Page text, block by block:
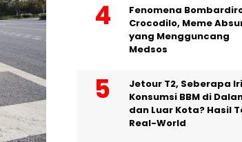
Fenomena
Crocodilo, Meme
yang Mengguncang
Medsos
Jetour T2, Seberapa
Konsumsi BBM di
dan Luar Kota? Hasil
Real-World